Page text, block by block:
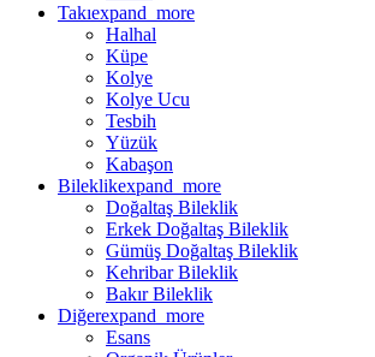
Takıexpand_more
Halhal
Küpe
Kolye
Kolye Ucu
Tesbih
Yüzük
Kabaşon
Bileklikexpand_more
Doğaltaş Bileklik
Erkek Doğaltaş Bileklik
Gümüş Doğaltaş Bileklik
Kehribar Bileklik
Bakır Bileklik
Diğerexpand_more
Esans